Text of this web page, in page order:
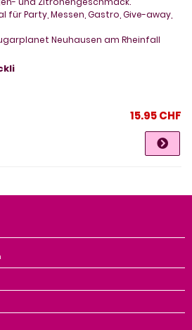
für Party, Messen, Gastro, Give-away,
Neuhausen am Rheinfall
15.95 CHF